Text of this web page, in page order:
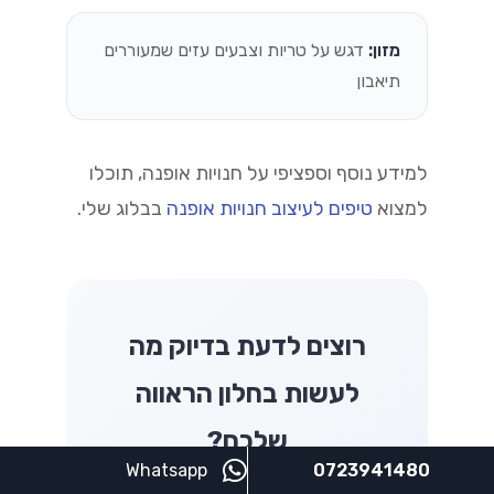
מזון: דגש על טריות וצבעים עזים שמעוררים
תיאבון
למידע נוסף וספציפי על חנויות אופנה, תוכלו
למצוא טיפים לעיצוב חנויות אופנה בבלוג שלי.
רוצים לדעת בדיוק מה
לעשות בחלון הראווה
שלכם?
0723941480
Whatsapp